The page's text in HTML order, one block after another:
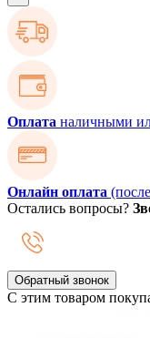
Оплата наличными
Онлайн оплата
Остались вопросы?
Обратный звонок
С этим товаром